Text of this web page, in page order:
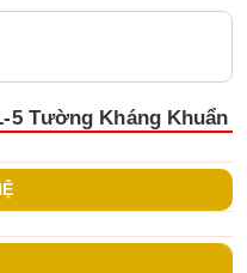
5 Tường Kháng Khuẩn